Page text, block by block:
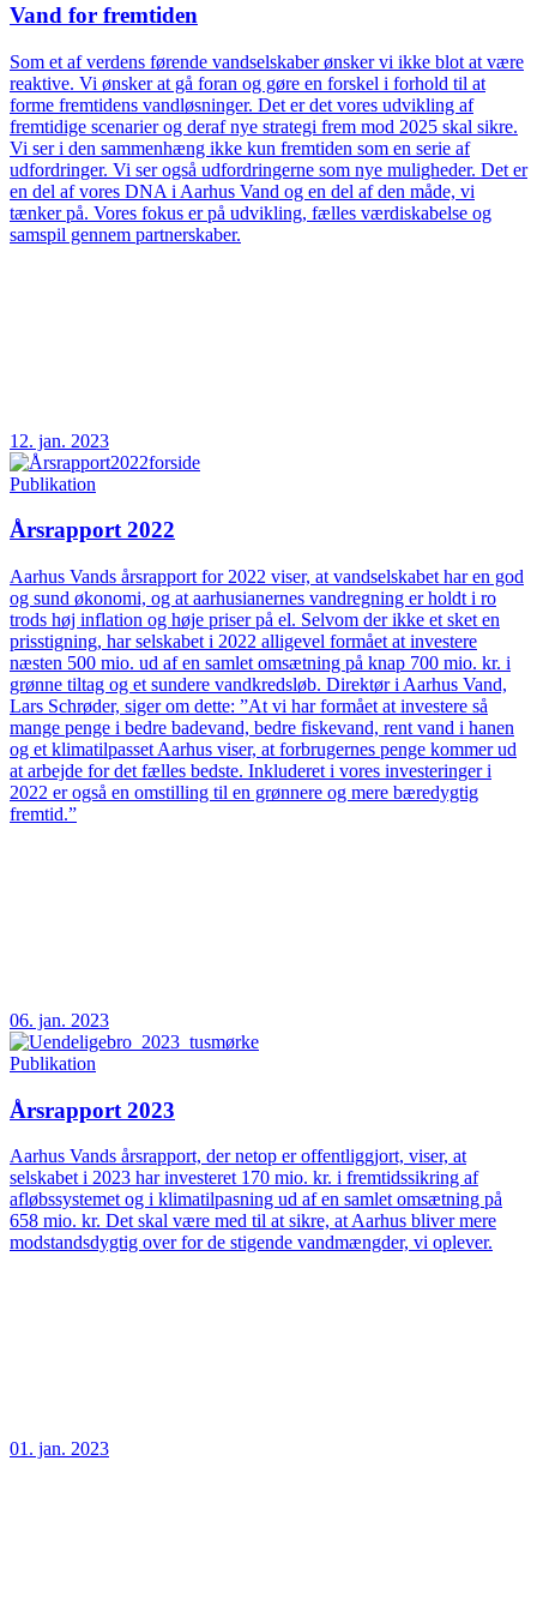
Vand for fremtiden
Som et af verdens førende vandselskaber ønsker vi ikke blot at være
reaktive. Vi ønsker at gå foran og gøre en forskel i forhold til at
forme fremtidens vandløsninger. Det er det vores udvikling af
fremtidige scenarier og deraf nye strategi frem mod 2025 skal sikre.
Vi ser i den sammenhæng ikke kun fremtiden som en serie af
udfordringer. Vi ser også udfordringerne som nye muligheder. Det er
en del af vores DNA i Aarhus Vand og en del af den måde, vi
tænker på. Vores fokus er på udvikling, fælles værdiskabelse og
samspil gennem partnerskaber.
12. jan. 2023
Publikation
Årsrapport 2022
Aarhus Vands årsrapport for 2022 viser, at vandselskabet har en god
og sund økonomi, og at aarhusianernes vandregning er holdt i ro
trods høj inflation og høje priser på el. Selvom der ikke et sket en
prisstigning, har selskabet i 2022 alligevel formået at investere
næsten 500 mio. ud af en samlet omsætning på knap 700 mio. kr. i
grønne tiltag og et sundere vandkredsløb. Direktør i Aarhus Vand,
Lars Schrøder, siger om dette: ”At vi har formået at investere så
mange penge i bedre badevand, bedre fiskevand, rent vand i hanen
og et klimatilpasset Aarhus viser, at forbrugernes penge kommer ud
at arbejde for det fælles bedste. Inkluderet i vores investeringer i
2022 er også en omstilling til en grønnere og mere bæredygtig
fremtid.”
06. jan. 2023
Publikation
Årsrapport 2023
Aarhus Vands årsrapport, der netop er offentliggjort, viser, at
selskabet i 2023 har investeret 170 mio. kr. i fremtidssikring af
afløbssystemet og i klimatilpasning ud af en samlet omsætning på
658 mio. kr. Det skal være med til at sikre, at Aarhus bliver mere
modstandsdygtig over for de stigende vandmængder, vi oplever.
01. jan. 2023